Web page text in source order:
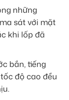
những
sát với mặt
khi lốp đã
bắn, tiếng
độ cao đều